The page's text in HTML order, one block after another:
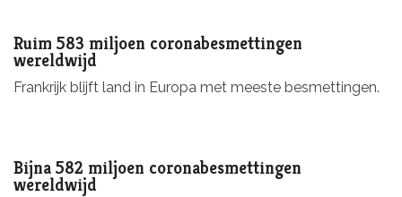
Ruim 583 miljoen coronabesmettingen
wereldwijd
Frankrijk blijft land in Europa met meeste besmettingen.
Bijna 582 miljoen coronabesmettingen
wereldwijd